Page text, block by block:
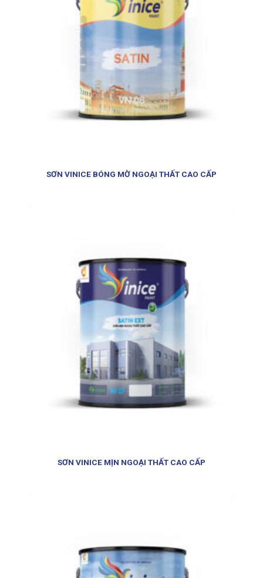
SƠN VINICE BÓNG MỜ NGOẠI THẤT CAO CẤP
SƠN VINICE MỊN NGOẠI THẤT CAO CẤP